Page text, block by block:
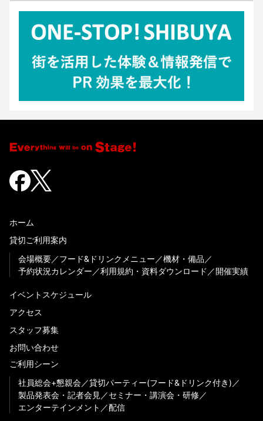
ホーム
貸切ご利用案内
会場概要
フード&ドリンクメニュー
機材・備品
予約状況カレンダー
利用規約・資料ダウンロード 開催実績
イベントスケジュール
アクセス
スタッフ募集
お問い合わせ
ご利用シーン
社員総会+懇親会
貸切パーティー(フード&ドリンク付き)
製品発表会・記者会見
セミナー・講演会・研修
エンターテインメント
配信